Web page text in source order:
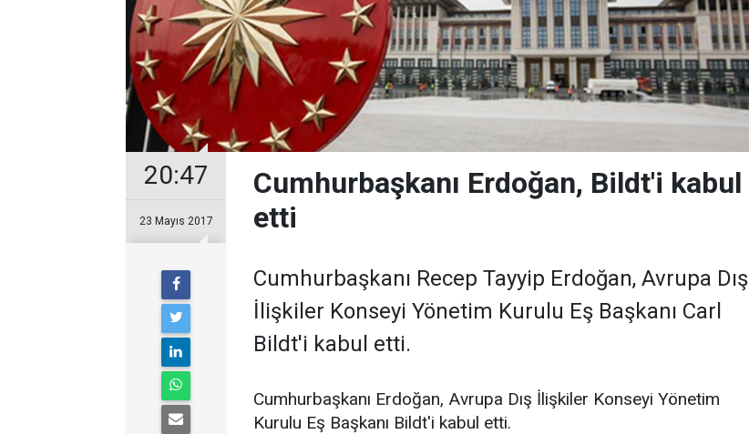
20:47
23 Mayıs 2017
Cumhurbaşkanı Erdoğan, Bildt'i kabul
etti
Cumhurbaşkanı Recep Tayyip Erdoğan, Avrupa Dış
İlişkiler Konseyi Yönetim Kurulu Eş Başkanı Carl
Bildt'i kabul etti.
Cumhurbaşkanı Erdoğan, Avrupa Dış İlişkiler Konseyi Yönetim
Kurulu Eş Başkanı Bildt'i kabul etti.